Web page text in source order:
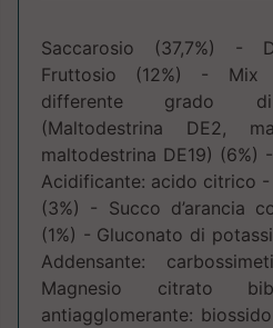
Saccarosio (37,7%) -
Fruttosio (12%) - Mix
differente grado di
(Maltodestrina DE2,
maltodestrina DE19)
Acidificante: acido citrico
(3%) - Succo d’arancia
(1%) - Gluconato di
Addensante:
Magnesio citrato
antiagglomerante: